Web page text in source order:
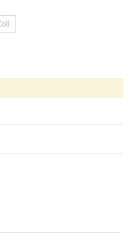
ist zurzeit nicht verfügbar.)